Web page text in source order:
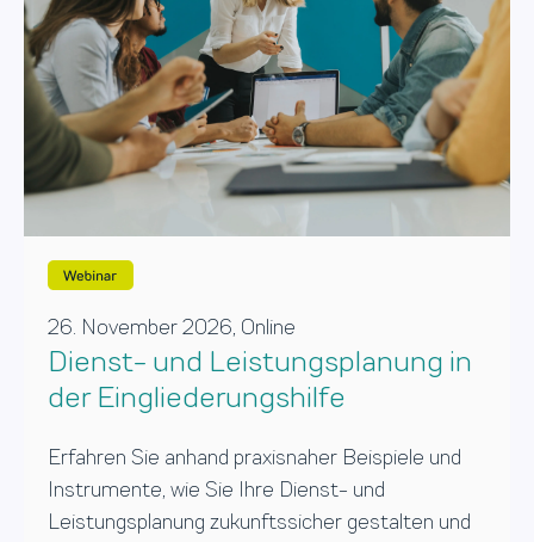
26. November 2026, Online
Dienst- und Leistungsplanung in
der Eingliederungshilfe
Erfahren Sie anhand praxisnaher Beispiele und
Instrumente, wie Sie Ihre Dienst- und
Leistungsplanung zukunftssicher gestalten und